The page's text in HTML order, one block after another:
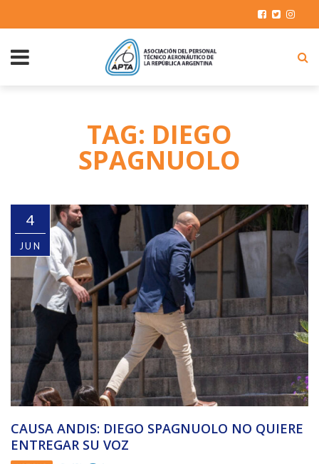
TAG: DIEGO
SPAGNUOLO
4
JUN
CAUSA ANDIS: DIEGO SPAGNUOLO NO QUIERE
ENTREGAR SU VOZ